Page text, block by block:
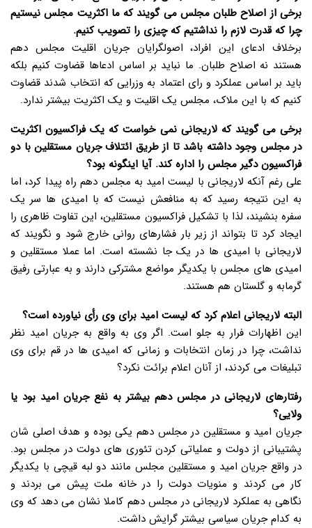
برخی از اصلاح طلبان مجلس می گویند که ما اکثریت مجلس نیستیم
چرا که قدرت لازم را نداشتیم که چیزی را تصویب کنیم.
برخلاف ادعای این افراد، اصولگرایان جریان اقلیت مجلس دهم
هستند نه اصلاح طلبان. ما نباید بر اساس ادعاها قضاوت کنیم بلکه
باید بر اساس عملکرد و رای اعتماد به وزرایی که انتخاب شدند قضاوت
کنیم که با این ملاک، مجلس یک اقلیت و یک اکثریت بیشتر ندارد.
برخی می گویند که لاریجانی نمی خواست که یک فراکسیون اکثریت
در مجلس وجود داشته باشد تا از طریق ائتلاف جریان مستقلین با دو
فراکسیون دگیر مجلس را اداره کند. آیا اینگونه بود؟
علی رغم آنکه لاریجانی با لیست امید به مجلس دهم راه پیدا کرد، اما
به این نتیجه رسید که به منافعش نیست که با امیدی ها سر یک
سفره بنشیند، لذا با تشکیل فراکسیون مستقلین، این تفاوت ظاهری را
ایجاد کرد تا بتواند از زیر بار فشارهای روانی خارج شود و نگویند که
لاریجانی با امیدی ها در یک جا نشسته است. اما عملا مستقلین و
امیدی های مجلس با یکدیگر مواضع مشترکی دارند و به عبارتی رفیق
گرمابه و گلستان هم هستند.
البته لاریجانی اعلام کرد که لیست امید برای وی رأی نیاورده است؟
این اظهارات فرار به جلو است. اگر وی به واقع به جریان امید نظر
نداشت، چرا در زمان انتخابات و زمانی که امیدی ها در قم برای وی
تبلیغات می کردند، از آنان اعلام برائت نکرد؟
رفتارهای لاریجانی در مجلس دهم بیشتر به نفع جریان امید بود یا
ولایی؟
جریان امید و مستقلین در مجلس دهم یکی بوده و هدف اصلی شان
پشتیبانی از دولت و عملیاتی کردن تئوری های دولت در مجلس بود.
در واقع جریان امید و مستقلین مجلس مانند دو لبه قیچی با یکدیگر
کار می کردند و منویات دولت را در خانه ملت پیش می بردند و
نگاهی به عملکرد لاریجانی در مجلس دهم کاملا نشان می دهد که وی
به کدام جریان سیاسی بیشتر گرایش داشت.